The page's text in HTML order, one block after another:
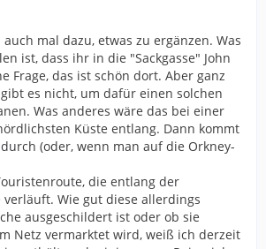
mal dazu, etwas zu ergänzen. Was
ist, dass ihr in die "Sackgasse" John
Frage, das ist schön dort. Aber ganz
es nicht, um dafür einen solchen
Was anderes wäre das bei einer
Küste entlang. Dann kommt
(oder, wenn man auf die Orkney-
die entlang der
Wie gut diese allerdings
ausgeschildert ist oder ob sie
Netz vermarktet wird, weiß ich derzeit